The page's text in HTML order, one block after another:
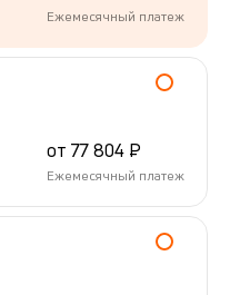
Ежемесячный платеж
от 77 804 ₽
Ежемесячный платеж